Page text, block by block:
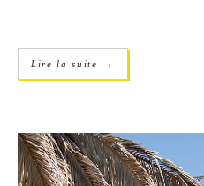
Lire la suite →